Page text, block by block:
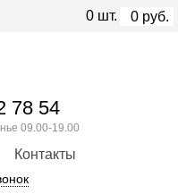
78 54
09.00-19.00
Контакты
0 шт. 0 руб.